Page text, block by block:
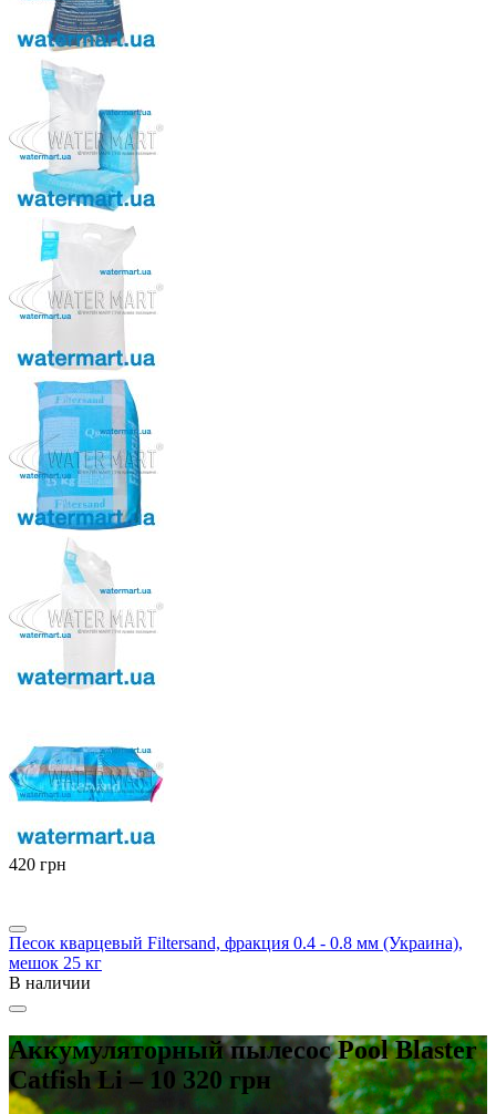
‍420‍ грн
Песок кварцевый Filtersand, фракция 0.4 - 0.8 мм (Украина),
мешок 25 кг
В наличии
Аккумуляторный пылесос Pool Blaster
Catfish Li – 10 320 грн